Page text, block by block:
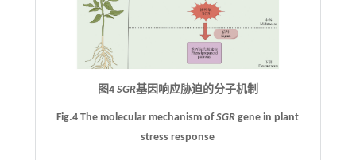
图4 SGR基因响应胁迫的分子机制
Fig.4 The molecular mechanism ofSGR gene in plant
stress response